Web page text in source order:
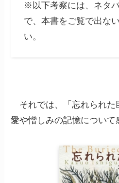
※以下考察には、ネタ
で、本書をご覧で出な
い。
それでは、「忘れられた
愛や憎しみの記憶について